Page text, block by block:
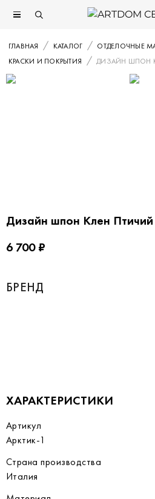
ГЛАВНАЯ КАТАЛОГ
ОТДЕЛОЧНЫЕ
КРАСКИ И ПОКРЫТИЯ
ДИЗАЙН ШПОН
Дизайн шпон Клен Птичий
6 700 ₽
БРЕНД
ХАРАКТЕРИСТИКИ
Артикул
Арктик-1
Страна производства
Италия